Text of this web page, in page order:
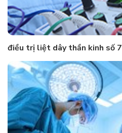
điều trị liệt dây thần kinh số 7